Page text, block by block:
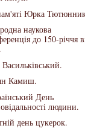
Юрка
наукова
до 150-річчя
Васильківський.
Камиш.
День
людини.
день цукерок.